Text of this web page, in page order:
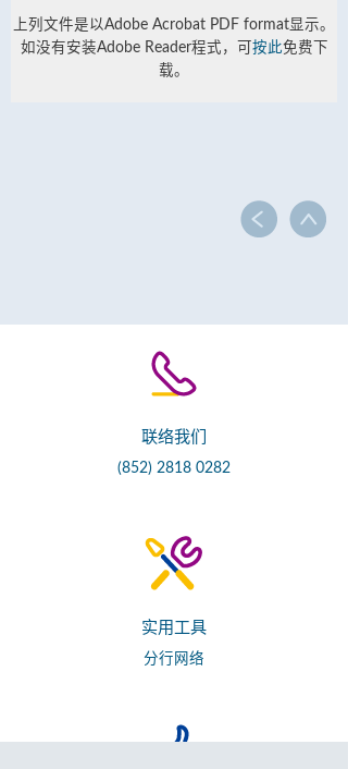
上列文件是以Adobe Acrobat PDF format显示。
如没有安装Adobe Reader程式，可 按此免费下
载。
联络我们
(852) 2818 0282
实用工具
分行网络